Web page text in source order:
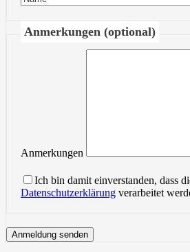
Anmerkungen (optional)
Anmerkungen
Ich bin damit einverstanden, dass
Datenschutzerklärung verarbeitet